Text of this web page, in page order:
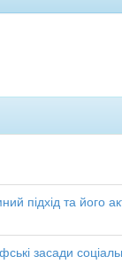
підхід та його
засади